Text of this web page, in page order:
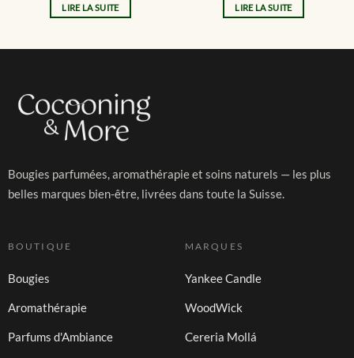
LIRE LA SUITE LIRE LA SUITE
Bougies parfumées, aromathérapie et soins naturels — les plus
belles marques bien-être, livrées dans toute la Suisse.
BOUTIQUE
Bougies
Aromathérapie
Parfums d'Ambiance
MARQUES
Yankee Candle
WoodWick
Cereria Mollá